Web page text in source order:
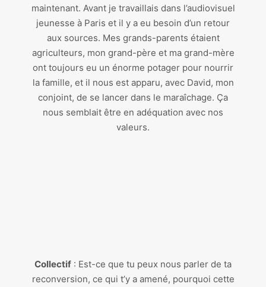
maintenant. Avant je travaillais dans l’audiovisuel
jeunesse à Paris et il y a eu besoin d’un retour
aux sources. Mes grands-parents étaient
agriculteurs, mon grand-père et ma grand-mère
ont toujours eu un énorme potager pour nourrir
la famille, et il nous est apparu, avec David, mon
conjoint, de se lancer dans le maraîchage. Ça
nous semblait être en adéquation avec nos
valeurs.
Collectif : Est-ce que tu peux nous parler de ta
reconversion, ce qui t’y a amené, pourquoi cette